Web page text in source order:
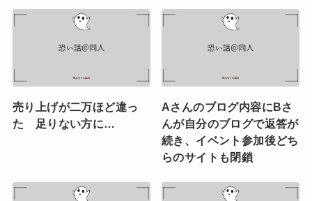
売り上げが二万ほど違っ
た 足りない方に…
Aさんのブログ内容にBさ
んが自分のブログで返答が
続き、イベント参加後どち
らのサイトも閉鎖